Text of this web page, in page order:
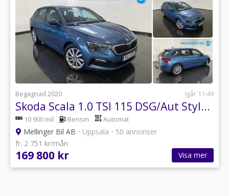
Begagnad 2020 Igår 11:49
Skoda Scala 1.0 TSI 115 DSG/Aut Style Drag Backkamera
10 900 mil Bensin Automat
Mellinger Bil AB • Uppsala • 50 annonser
fr. 2 751 kr/mån
169 800 kr Visa mer